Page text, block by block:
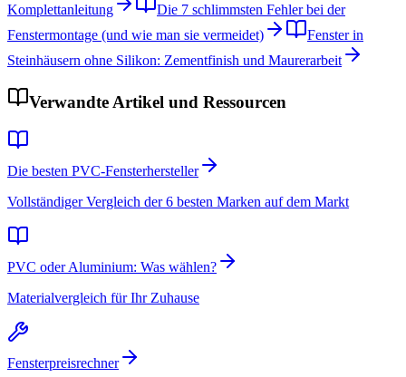
Komplettanleitung
Die 7 schlimmsten Fehler bei der
Fenstermontage (und wie man sie vermeidet)
Fenster in
Steinhäusern ohne Silikon: Zementfinish und Maurerarbeit
Verwandte Artikel und Ressourcen
Die besten PVC-Fensterhersteller
Vollständiger Vergleich der 6 besten Marken auf dem Markt
PVC oder Aluminium: Was wählen?
Materialvergleich für Ihr Zuhause
Fensterpreisrechner